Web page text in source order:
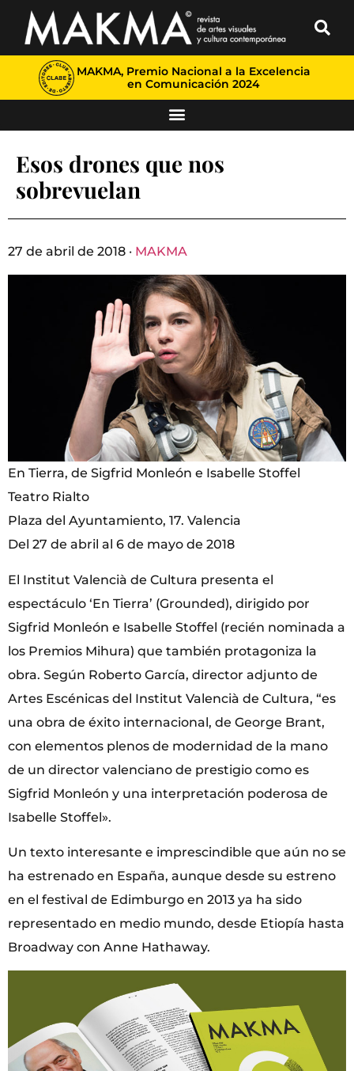
MAKMA, Premio Nacional a la Excelencia
en Comunicación 2024
Esos drones que nos
sobrevuelan
27 de abril de 2018 · MAKMA
En Tierra, de Sigfrid Monleón e Isabelle Stoffel
Teatro Rialto
Plaza del Ayuntamiento, 17. Valencia
Del 27 de abril al 6 de mayo de 2018
El Institut Valencià de Cultura presenta el
espectáculo ‘En Tierra’ (Grounded), dirigido por
Sigfrid Monleón e Isabelle Stoffel (recién nominada a
los Premios Mihura) que también protagoniza la
obra. Según Roberto García, director adjunto de
Artes Escénicas del Institut Valencià de Cultura, “es
una obra de éxito internacional, de George Brant,
con elementos plenos de modernidad de la mano
de un director valenciano de prestigio como es
Sigfrid Monleón y una interpretación poderosa de
Isabelle Stoffel».
Un texto interesante e imprescindible que aún no se
ha estrenado en España, aunque desde su estreno
en el festival de Edimburgo en 2013 ya ha sido
representado en medio mundo, desde Etiopía hasta
Broadway con Anne Hathaway.